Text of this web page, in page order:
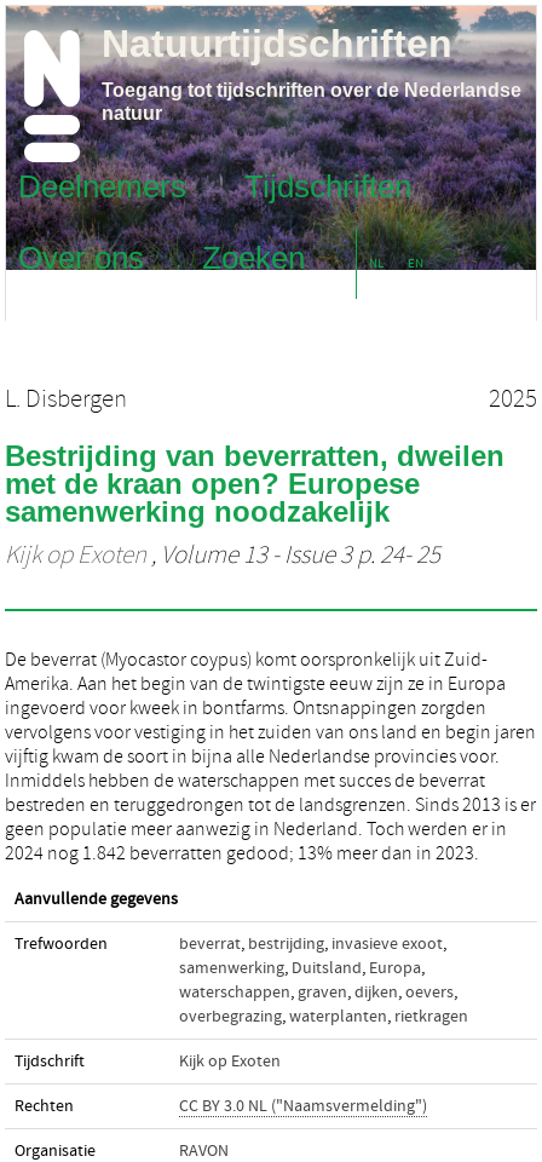
Deelnemers
Tijdschriften
Over ons
Zoeken NL EN
Natuurtijdschriften
Toegang tot tijdschriften over de Nederlandse
natuur
L. Disbergen 2025
Bestrijding van beverratten, dweilen
met de kraan open? Europese
samenwerking noodzakelijk
Kijk op Exoten , Volume 13 - Issue 3 p. 24- 25
De beverrat (Myocastor coypus) komt oorspronkelijk uit Zuid-
Amerika. Aan het begin van de twintigste eeuw zijn ze in Europa
ingevoerd voor kweek in bontfarms. Ontsnappingen zorgden
vervolgens voor vestiging in het zuiden van ons land en begin jaren
vijftig kwam de soort in bijna alle Nederlandse provincies voor.
Inmiddels hebben de waterschappen met succes de beverrat
bestreden en teruggedrongen tot de landsgrenzen. Sinds 2013 is er
geen populatie meer aanwezig in Nederland. Toch werden er in
2024 nog 1.842 beverratten gedood; 13% meer dan in 2023.
Aanvullende gegevens
Trefwoorden beverrat, bestrijding, invasieve exoot,
samenwerking, Duitsland, Europa,
waterschappen, graven,dijken,oevers,
overbegrazing,waterplanten, rietkragen
Tijdschrift Kijk op Exoten
Rechten CC BY 3.0 NL ("Naamsvermelding")
Organisatie RAVON